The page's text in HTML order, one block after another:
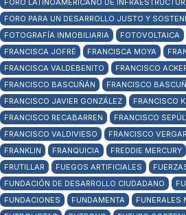
FORO LATINOAMERICANO DE
FORO PARA UN DESARROLLO JUSTO Y
FOTOGRAFÍA INMOBILIARIA
FOTOVOLTAICA
FRANCISCA JOFRÉ
FRANCISCA MOYA
FRANCISCA VALDEBENITO
FRANCISCO
FRANCISCO BASCUÑÁN
FRANCISCO
FRANCISCO JAVIER GONZÁLEZ
FRANCISCO
FRANCISCO RECABARREN
FRANCISCO
FRANCISCO VALDIVIESO
FRANCISCO
FRANKLIN
FRANQUICIA FREDDIE MERCURY
FRUTILLAR
FUEGOS ARTIFICIALES
FUNDACIÓN DE DESARROLLO CIUDADANO
FUNDACIONES
FUNDAMENTA FUNERALES